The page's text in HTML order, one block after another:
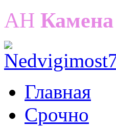
АН
Главная
Срочно